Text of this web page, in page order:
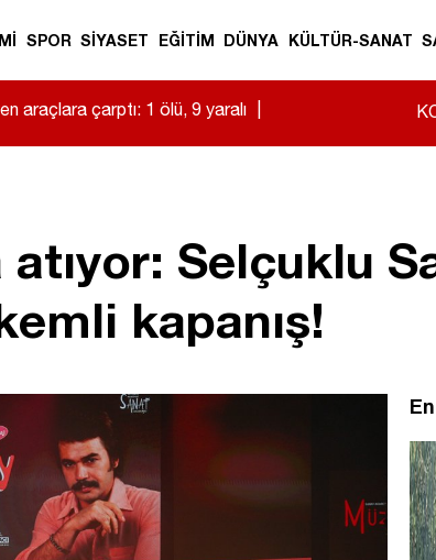
SPOR SİYASET EĞİTİM DÜNYA KÜLTÜR-SANAT
araçlara çarptı: 1 ölü, 9 yaralı
Selçuklu
kapanış!